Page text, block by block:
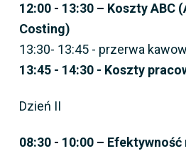
12:00 - 13:30 – Koszty ABC
Costing)
13:30- 13:45 - przerwa
13:45 - 14:30 - Koszty
Dzień II
08:30 - 10:00 –